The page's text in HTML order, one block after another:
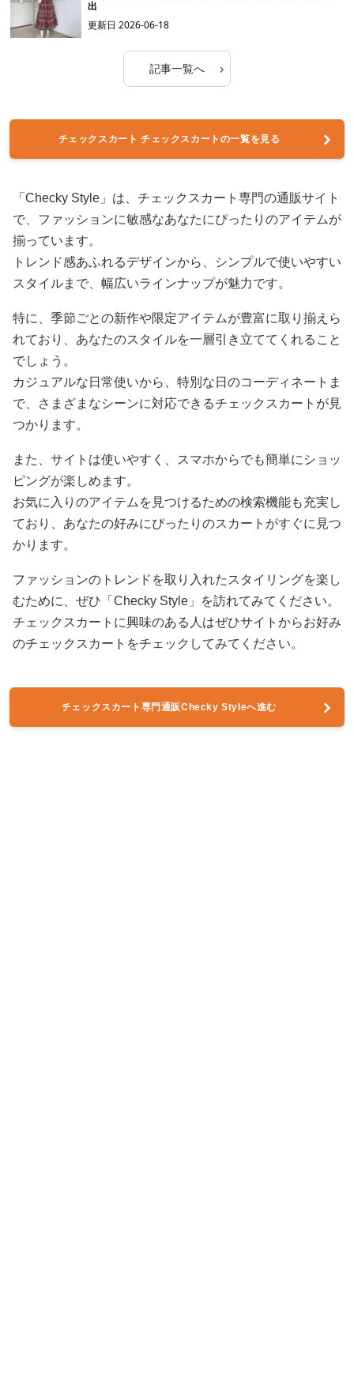
出
更新日2026-06-18
記事一覧へ ›
チェックスカート チェックスカートの一覧を見る
「Checky Style」は、チェックスカート専門の通販サイト
で、ファッションに敏感なあなたにぴったりのアイテムが
揃っています。
トレンド感あふれるデザインから、シンプルで使いやすい
スタイルまで、幅広いラインナップが魅力です。
特に、季節ごとの新作や限定アイテムが豊富に取り揃えら
れており、あなたのスタイルを一層引き立ててくれること
でしょう。
カジュアルな日常使いから、特別な日のコーディネートま
で、さまざまなシーンに対応できるチェックスカートが見
つかります。
また、サイトは使いやすく、スマホからでも簡単にショッ
ピングが楽しめます。
お気に入りのアイテムを見つけるための検索機能も充実し
ており、あなたの好みにぴったりのスカートがすぐに見つ
かります。
ファッションのトレンドを取り入れたスタイリングを楽し
むために、ぜひ「Checky Style」を訪れてみてください。
チェックスカートに興味のある人はぜひサイトからお好み
のチェックスカートをチェックしてみてください。
チェックスカート専門通販Checky Styleへ進む